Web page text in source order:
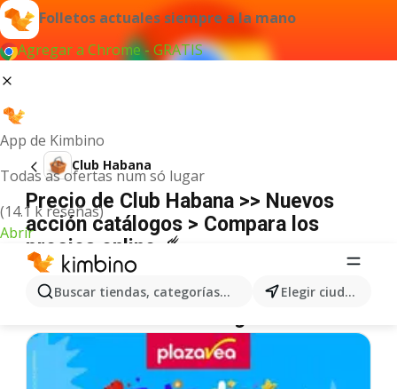
Folletos actuales siempre a la mano
Agregar a Chrome - GRATIS
App de Kimbino
Todas as ofertas num só lugar
(14.1 k reseñas)
Abrir
Buscar tiendas, categorías, productos... Elegir ciudad
Club Habana
Precio de Club Habana >> Nuevos
acción catálogos > Compara los
precios online ☄️
No hemos encontrado resultados para este
término.